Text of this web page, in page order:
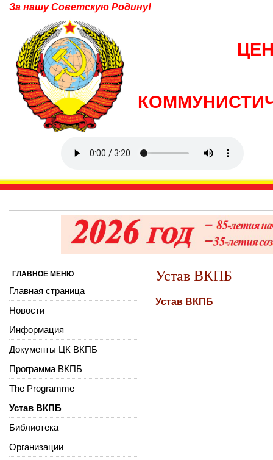
За нашу Советскую Родину!
Устав ВКПБ
Устав ВКПБ
ГЛАВНОЕ МЕНЮ
Главная страница
Новости
Информация
Документы ЦК ВКПБ
Программа ВКПБ
The Programme
Устав ВКПБ
Библиотека
Организации